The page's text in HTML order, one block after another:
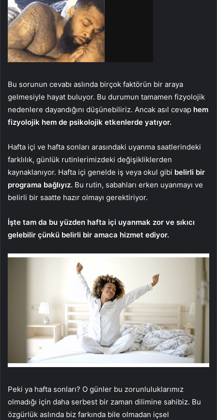
Bu sorunun cevabı aslında birçok faktörün bir araya
gelmesiyle hayat buluyor. Bu durumun tamamen fizyolojik
nedenlere dayandığını düşünebiliriz. Ancak asıl cevap hem
fizyolojik hem de psikolojik etkenlerde yatıyor.
Hafta içi ve hafta sonları arasındaki uyanma saatlerindeki
farklılık, günlük rutinlerimizdeki değişikliklerden
kaynaklanıyor. Hafta içi genelde iş veya okul gibi belirli bir
programa bağlıyız. Bu rutin, sabahları erken uyanmayı ve
belirli bir saatte hazır olmayı gerektiriyor.
İşte tam da bu yüzden hafta içi uyanmak zor ve sıkıcı
gelebilir çünkü belirli bir amaca hizmet ediyor.
Peki ya hafta sonları? O günler bu zorunluluklarımız
olmadığı için daha serbest bir zaman dilimine sahibiz. Bu
özgürlük aslında biz farkında bile olmadan içsel